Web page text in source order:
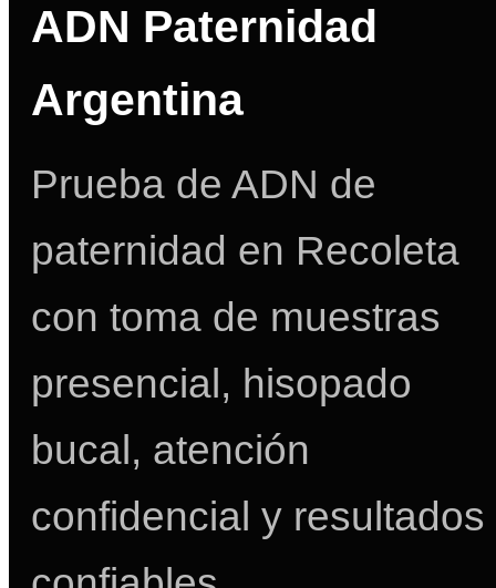
ADN Paternidad
Argentina
Prueba de ADN de
paternidad en Recoleta
con toma de muestras
presencial, hisopado
bucal, atención
confidencial y resultados